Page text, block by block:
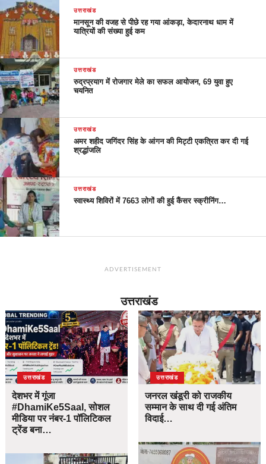
उत्तराखंड
मानसून की वजह से पीछे रह गया आंकड़ा, केदारनाथ धाम में
यात्रियों की संख्या हुई कम
उत्तराखंड
रुद्रप्रयाग में रोजगार मेले का सफल आयोजन, 69 युवा हुए
चयनित
उत्तराखंड
अमर शहीद जगिंदर सिंह के आंगन की मिट्टी एकत्रित कर दी गई
श्रद्धांजलि
उत्तराखंड
स्वास्थ्य शिविरों में 7663 लोगों की हुई कैंसर स्क्रीनिंग…
ADVERTISEMENT
उत्तराखंड
उत्तराखंड
देशभर में गूंजा
#DhamiKe5Saal, सोशल
मीडिया पर नंबर-1 पॉलिटिकल
ट्रेंड बना…
उत्तराखंड
जनरल खंडूरी को राजकीय
सम्मान के साथ दी गई अंतिम
विदाई…